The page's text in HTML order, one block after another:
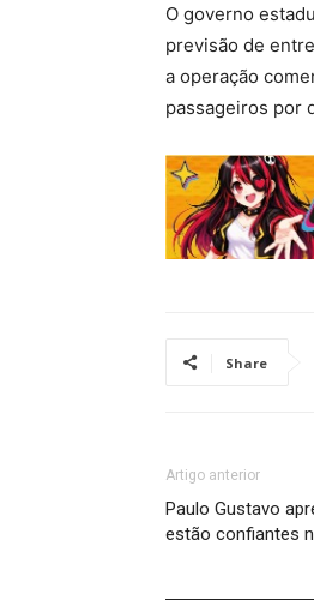
O governo
previsão de
a operação
passageiros por
Share
Artigo anterior
Paulo Gustavo
estão confiantes